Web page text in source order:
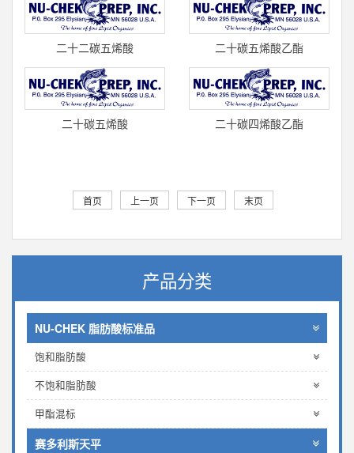
(C22:5)
(C22:5)
二十二碳五烯酸
(顺-7,10,13,16,19)/DPA(C22:5)
标准品
二十碳五烯酸乙酯
(顺-5,8,11,14,17)/EPA乙酯
(C20:5) 标准
二十碳五烯酸
二十碳四烯酸乙酯
首页 上一页 下一页 末页
产品分类
NU-CHEK 脂肪酸标准品
饱和脂肪酸
不饱和脂肪酸
甲酯混标
赛多利斯天平